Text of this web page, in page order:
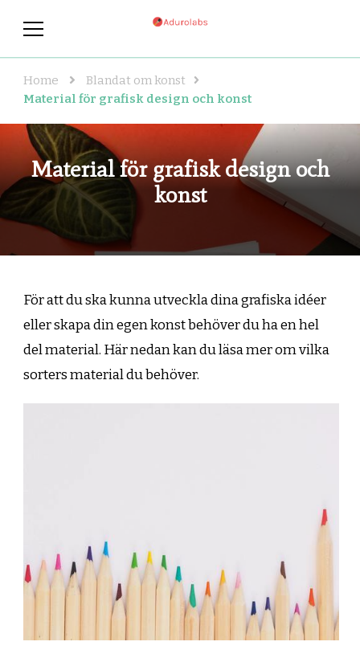
Home
Blandat om konst
Material för grafisk design och konst
Material för grafisk design och
konst
För att du ska kunna utveckla dina grafiska idéer
eller skapa din egen konst behöver du ha en hel
del material. Här nedan kan du läsa mer om vilka
sorters material du behöver.